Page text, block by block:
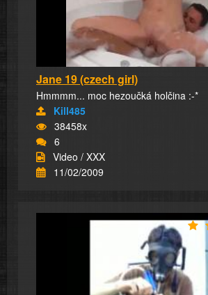
Jane 19 (czech girl)
Hmmmm... moc hezoučká holčina :-*
Kill485
38458x
6
Video / XXX
11/02/2009